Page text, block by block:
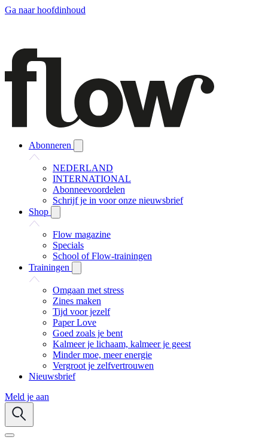
Ga naar hoofdinhoud
Abonneren
NEDERLAND
INTERNATIONAL
Abonneevoordelen
Schrijf je in voor onze nieuwsbrief
Shop
Flow magazine
Specials
School of Flow-trainingen
Trainingen
Omgaan met stress
Zines maken
Tijd voor jezelf
Paper Love
Goed zoals je bent
Kalmeer je lichaam, kalmeer je geest
Minder moe, meer energie
Vergroot je zelfvertrouwen
Nieuwsbrief
Meld je aan